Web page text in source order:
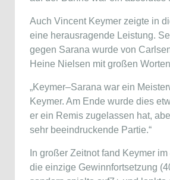
Auch Vincent Keymer zeigte in
eine herausragende Leistung.
gegen Sarana wurde von
Heine Nielsen mit großen
„Keymer–Sarana war ein
Keymer. Am Ende wurde dies
er ein Remis zugelassen hat,
sehr beeindruckende Partie.“
In großer Zeitnot fand Keymer
die einzige Gewinnfortsetzung